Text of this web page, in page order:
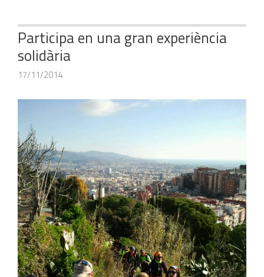
Participa en una gran experiència
solidària
17/11/2014